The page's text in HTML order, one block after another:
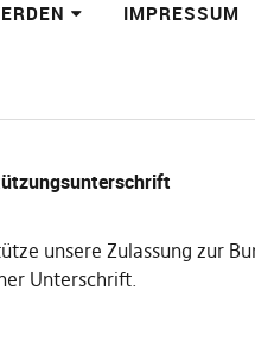
IMPRESSUM
unsere Zulassung zur
Unterschrift.